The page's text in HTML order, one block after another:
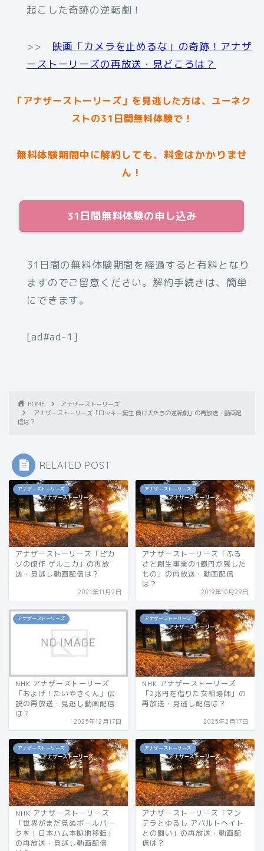
起こした奇跡の逆転劇！
>> 映画「カメラを止めるな」の奇跡！アナザ
ーストーリーズの再放送・見どころは？
「アナザーストーリーズ」を見逃した方は、ユーネク
ストの31日間無料体験で！
無料体験期間中に解約しても、料金はかかりませ
ん！
31日間無料体験の申し込み
31日間の無料体験期間を経過すると有料となり
ますのでご留意ください。解約手続きは、簡単
にできます。
[ad#ad-1]
HOME
アナザーストーリーズ
アナザーストーリーズ「ロッキー誕生 負け犬たちの逆転劇」の再放送・動画配
信は？
RELATED POST
アナザーストーリーズ
アナザーストーリーズ「ピカ
ソの傑作 ゲルニカ」の再放
送・見逃し動画配信は？
2021年11月2日
アナザーストーリーズ
アナザーストーリーズ「ふる
さと創生事業の1億円が残した
もの」の再放送・動画配信
は？
2019年10月29日
アナザーストーリーズ
NHK アナザーストーリーズ
「およげ！たいやきくん」伝
説の再放送・見逃し動画配信
は？
2025年12月17日
アナザーストーリーズ
NHK アナザーストーリーズ
「2兆円を借りた女相場師」の
再放送・見逃し配信は？
2025年2月17日
アナザーストーリーズ
NHK アナザーストーリーズ
「世界がまだ見ぬボールパー
クを！日本ハム本拠地移転」
の再放送・見逃し動画配信
アナザーストーリーズ
アナザーストーリーズ「マン
デラとゆるし アパルトヘイト
との闘い」の再放送・動画配
信は？